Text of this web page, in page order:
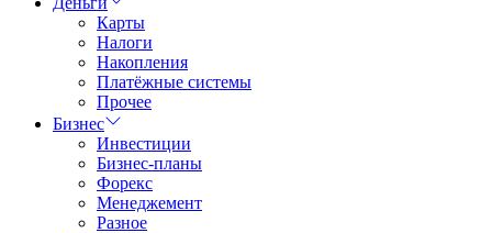
Карты
Налоги
Накопления
Платёжные системы
Прочее
Бизнес
Инвестиции
Бизнес-планы
Форекс
Менеджемент
Разное